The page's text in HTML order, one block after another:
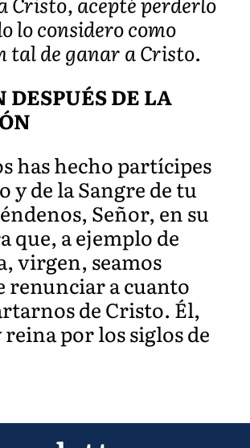
lo considero como
tal de ganar a Cristo.
DESPUÉS DE LA
has hecho partícipes
y de la Sangre de tu
Señor, en su
que, a ejemplo de
virgen, seamos
renunciar a cuanto
de Cristo. Él,
por los siglos de